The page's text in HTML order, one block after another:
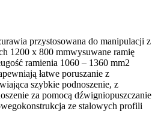
przystosowana do manipulacji z
1200 x 800 mmwysuwane ramię
ramienia 1060 – 1360 mm2
łatwe poruszanie z
szybkie podnoszenie, z
za pomocą dźwigniopuszczanie
ze stalowych profili